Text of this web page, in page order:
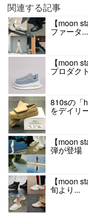
関連する記事
【moon
ファータ...
【moon
プロダク
810sの「
をデイリ
【moon
弾が登場
【moon
旬より...